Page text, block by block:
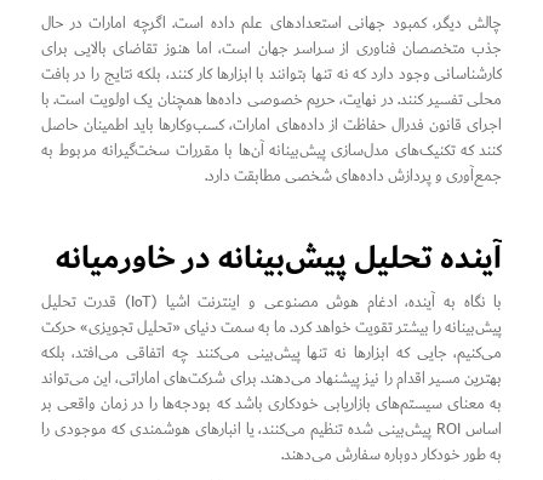
چالش دیگر، کمبود جهانی استعدادهای علم داده است. اگرچه امارات در حال
جذب متخصصان فناوری از سراسر جهان است، اما هنوز تقاضای بالایی برای
کارشناسانی وجود دارد که نه تنها بتوانند با ابزارها کار کنند، بلکه نتایج را در بافت
محلی تفسیر کنند. در نهایت، حریم خصوصی داده‌ها همچنان یک اولویت است. با
اجرای قانون فدرال حفاظت از داده‌های امارات، کسب‌وکارها باید اطمینان حاصل
کنند که تکنیک‌های مدل‌سازی پیش‌بینانه آن‌ها با مقررات سخت‌گیرانه مربوط به
جمع‌آوری و پردازش داده‌های شخصی مطابقت دارد.
آینده تحلیل پیش‌بینانه در خاورمیانه
با نگاه به آینده، ادغام هوش مصنوعی و اینترنت اشیا (IoT) قدرت تحلیل
پیش‌بینانه را بیشتر تقویت خواهد کرد. ما به سمت دنیای «تحلیل تجویزی» حرکت
می‌کنیم، جایی که ابزارها نه تنها پیش‌بینی می‌کنند چه اتفاقی می‌افتد، بلکه
بهترین مسیر اقدام را نیز پیشنهاد می‌دهند. برای شرکت‌های اماراتی، این می‌تواند
به معنای سیستم‌های بازاریابی خودکاری باشد که بودجه‌ها را در زمان واقعی بر
اساس ROI پیش‌بینی شده تنظیم می‌کنند، یا انبارهای هوشمندی که موجودی را
به طور خودکار دوباره سفارش می‌دهند.